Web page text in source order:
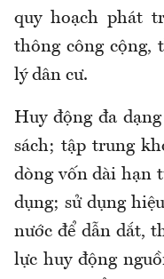
quy hoạch phát
thông công cộng,
lý dân cư.
Huy động đa
sách; tập trung
dòng vốn dài hạn
dụng; sử dụng
nước để dẫn dắt,
lực huy động